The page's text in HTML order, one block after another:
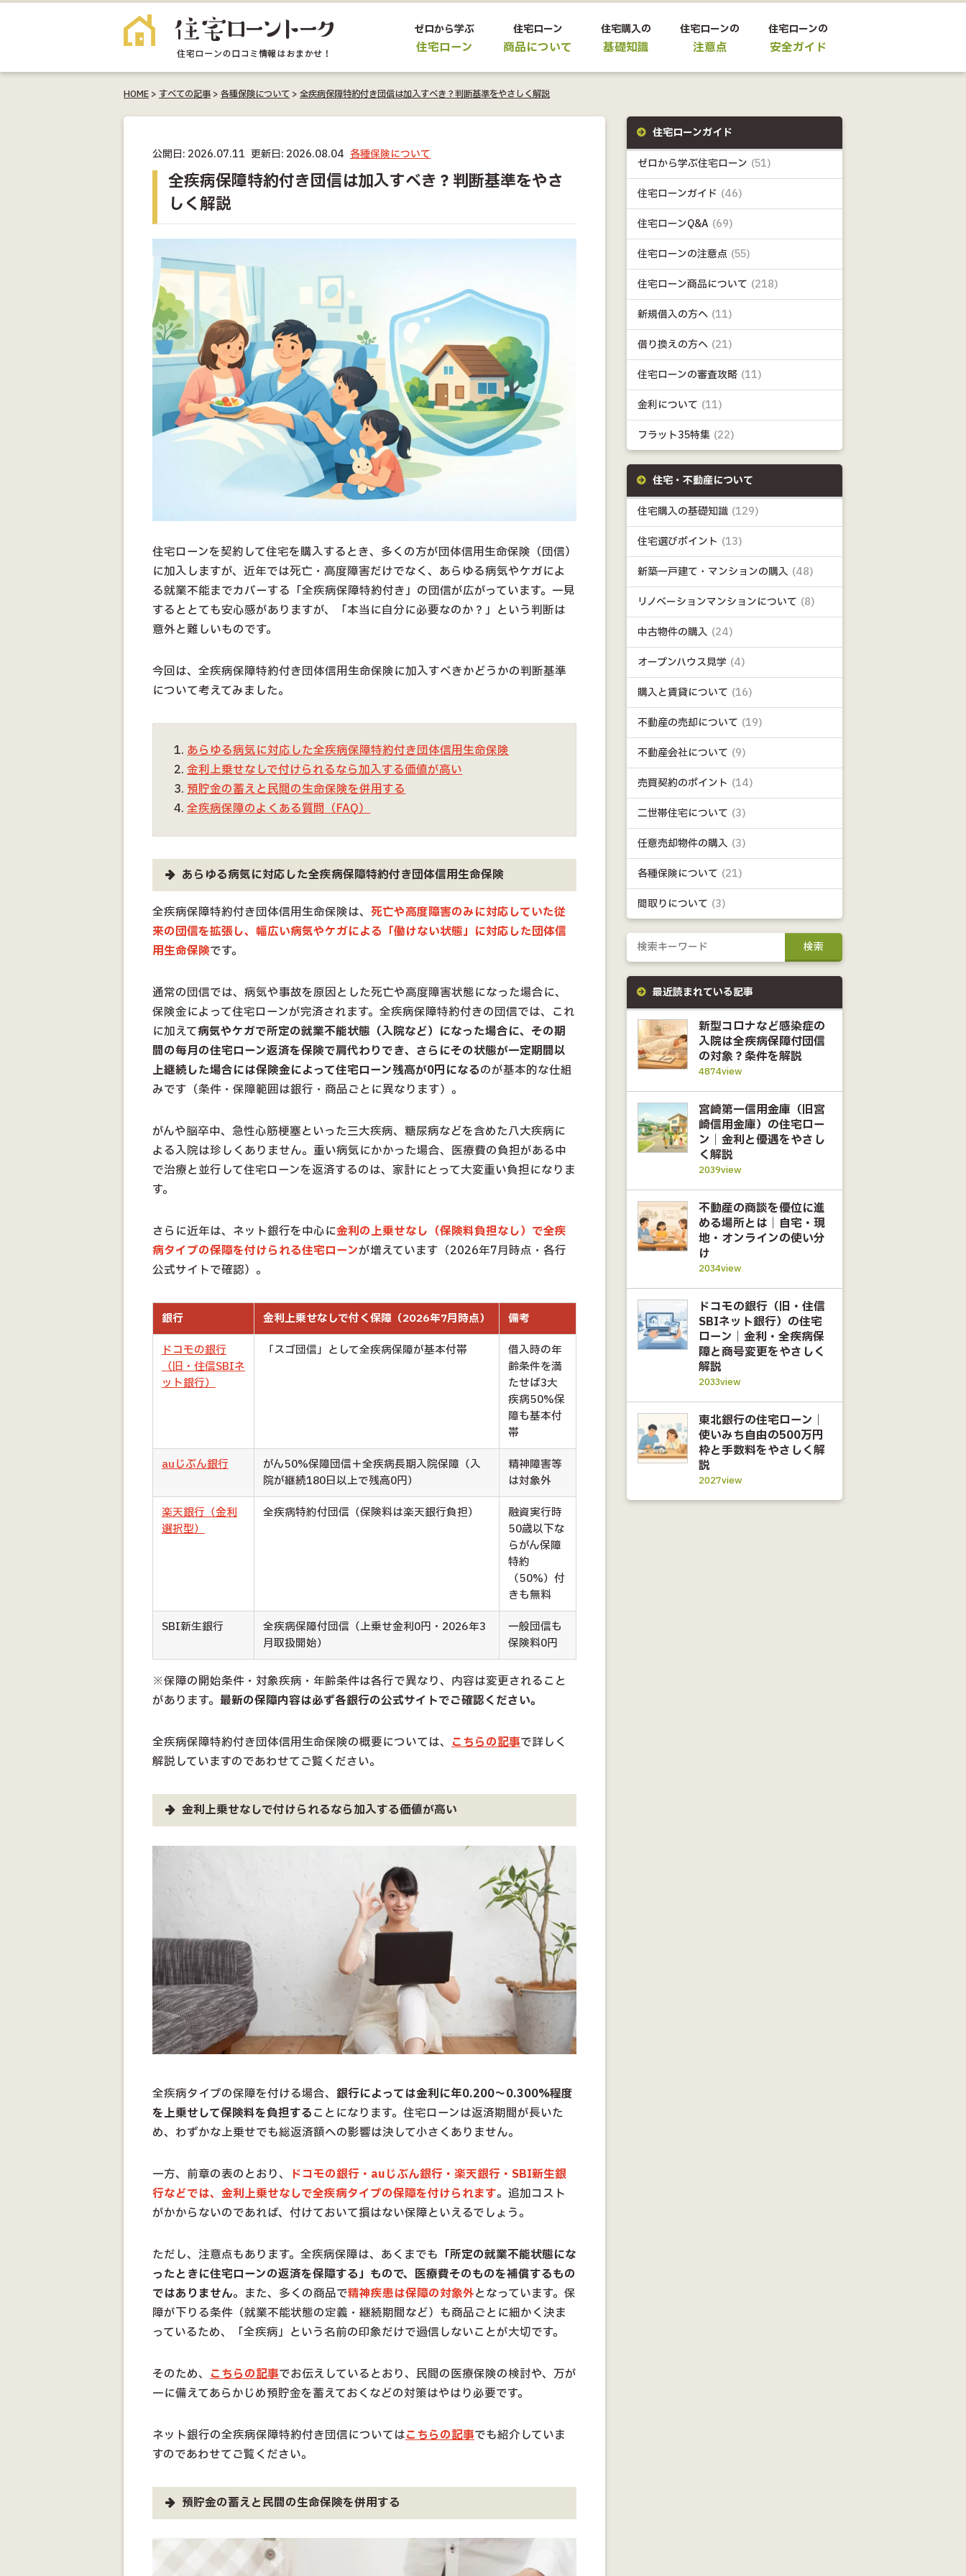
ゼロから学ぶ
住宅ローン
住宅ローン
商品について
住宅購入の
基礎知識
住宅ローンの
注意点
住宅ローンの
安全ガイド
HOME > すべての記事 > 各種保険について > 全疾病保障特約付き団信は加入すべき？判断基準をやさしく解説
公開日: 2026.07.11 更新日: 2026.08.04 各種保険について
全疾病保障特約付き団信は加入すべき？判断基準をやさ
しく解説
住宅ローンを契約して住宅を購入するとき、多くの方が団体信用生命保険（団信）
に加入しますが、近年では死亡・高度障害だけでなく、あらゆる病気やケガによ
る就業不能までカバーする「全疾病保障特約付き」の団信が広がっています。一見
するととても安心感がありますが、「本当に自分に必要なのか？」という判断は
意外と難しいものです。
今回は、全疾病保障特約付き団体信用生命保険に加入すべきかどうかの判断基準
について考えてみました。
あらゆる病気に対応した全疾病保障特約付き団体信用生命保険
金利上乗せなしで付けられるなら加入する価値が高い
預貯金の蓄えと民間の生命保険を併用する
全疾病保障のよくある質問（FAQ）
あらゆる病気に対応した全疾病保障特約付き団体信用生命保険
全疾病保障特約付き団体信用生命保険は、 死亡や高度障害のみに対応していた従
来の団信を拡張し、幅広い病気やケガによる「働けない状態」に対応した団体信
用生命保険です。
通常の団信では、病気や事故を原因とした死亡や高度障害状態になった場合に、
保険金によって住宅ローンが完済されます。全疾病保障特約付きの団信では、これ
に加えて病気やケガで所定の就業不能状態（入院など）になった場合に、その期
間の毎月の住宅ローン返済を保険で肩代わりでき、さらにその状態が一定期間以
上継続した場合には保険金によって住宅ローン残高が0円になるのが基本的な仕組
みです（条件・保障範囲は銀行・商品ごとに異なります）。
がんや脳卒中、急性心筋梗塞といった三大疾病、糖尿病などを含めた八大疾病に
よる入院は珍しくありません。重い病気にかかった場合、医療費の負担がある中
で治療と並行して住宅ローンを返済するのは、家計にとって大変重い負担になりま
す。
さらに近年は、ネット銀行を中心に金利の上乗せなし（保険料負担なし）で全疾
病タイプの保障を付けられる住宅ローンが増えています（2026年7月時点・各行
公式サイトで確認）。
銀行 金利上乗せなしで付く保障（2026年7月時点）
備考
ドコモの銀行
（旧・住信SBIネ
ット銀行）
「スゴ団信」として全疾病保障が基本付帯
借入時の年
齢条件を満
たせば3大
疾病50%保
障も基本付
帯
auじぶん銀行
がん50%保障団信＋全疾病長期入院保障（入
院が継続180日以上で残高0円）
精神障害等
は対象外
楽天銀行（金利
選択型）
全疾病特約付団信（保険料は楽天銀行負担）
融資実行時
50歳以下な
らがん保障
特約
（50%）付
きも無料
SBI新生銀行
全疾病保障付団信（上乗せ金利0円・2026年3
月取扱開始）
一般団信も
保険料0円
※保障の開始条件・対象疾病・年齢条件は各行で異なり、内容は変更されること
があります。 最新の保障内容は必ず各銀行の公式サイトでご確認ください。
全疾病保障特約付き団体信用生命保険の概要については、 こちらの記事で詳しく
解説していますのであわせてご覧ください。
金利上乗せなしで付けられるなら加入する価値が高い
全疾病タイプの保障を付ける場合、 銀行によっては金利に年0.200〜0.300%程度
を上乗せして保険料を負担することになります。住宅ローンは返済期間が長いた
め、わずかな上乗せでも総返済額への影響は決して小さくありません。
一方、前章の表のとおり、
ドコモの銀行・auじぶん銀行・楽天銀行・SBI新生銀
行などでは、金利上乗せなしで全疾病タイプの保障を付けられます。追加コスト
がかからないのであれば、付けておいて損はない保障といえるでしょう。
ただし、注意点もあります。全疾病保障は、あくまでも 「所定の就業不能状態にな
ったときに住宅ローンの返済を保障する」もので、医療費そのものを補償するもの
ではありません。また、多くの商品で精神疾患は保障の対象外となっています。保
障が下りる条件（就業不能状態の定義・継続期間など）も商品ごとに細かく決ま
っているため、「全疾病」という名前の印象だけで過信しないことが大切です。
そのため、 こちらの記事でお伝えしているとおり、民間の医療保険の検討や、万が
一に備えてあらかじめ預貯金を蓄えておくなどの対策はやはり必要です。
ネット銀行の全疾病保障特約付き団信についてはこちらの記事でも紹介していま
すのであわせてご覧ください。
預貯金の蓄えと民間の生命保険を併用する
住宅ローンガイド
ゼロから学ぶ住宅ローン (51)
住宅ローンガイド (46)
住宅ローンQ&A (69)
住宅ローンの注意点 (55)
住宅ローン商品について (218)
新規借入の方へ (11)
借り換えの方へ (21)
住宅ローンの審査攻略 (11)
金利について (11)
フラット35特集 (22)
住宅・不動産について
住宅購入の基礎知識 (129)
住宅選びポイント (13)
新築一戸建て・マンションの購入 (48)
リノベーションマンションについて (8)
中古物件の購入 (24)
オープンハウス見学 (4)
購入と賃貸について (16)
不動産の売却について (19)
不動産会社について (9)
売買契約のポイント (14)
二世帯住宅について (3)
任意売却物件の購入 (3)
各種保険について (21)
間取りについて (3)
最近読まれている記事
新型コロナなど感染症の
入院は全疾病保障付団信
の対象？条件を解説
4874view
宮崎第一信用金庫（旧宮
崎信用金庫）の住宅ロー
ン｜金利と優遇をやさし
く解説
2039view
不動産の商談を優位に進
める場所とは｜自宅・現
地・オンラインの使い分
け
2034view
ドコモの銀行（旧・住信
SBIネット銀行）の住宅
ローン｜金利・全疾病保
障と商号変更をやさしく
解説
2033view
東北銀行の住宅ローン｜
使いみち自由の500万円
枠と手数料をやさしく解
説
2027view